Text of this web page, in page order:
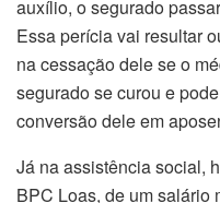
auxílio, o segurado
Essa perícia vai resultar
na cessação dele se o
segurado se curou e
conversão dele em
Já na assistência social,
BPC Loas, de um salário